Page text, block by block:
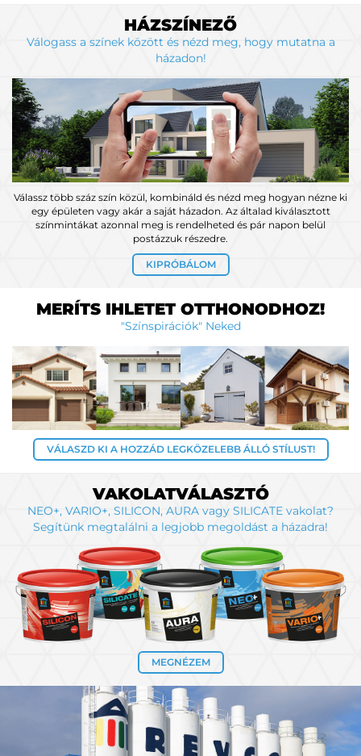
HÁZSZÍNEZŐ
Válogass a színek között és nézd meg, hogy mutatna a
házadon!
Válassz több száz szín közül, kombináld és nézd meg hogyan nézne ki
egy épületen vagy akár a saját házadon. Az általad kiválasztott
színmintákat azonnal meg is rendelheted és pár napon belül
postázzuk részedre.
KIPRÓBÁLOM
MERÍTS IHLETET OTTHONODHOZ!
"Színspirációk" Neked
VÁLASZD KI A HOZZÁD LEGKÖZELEBB ÁLLÓ STÍLUST!
VAKOLATVÁLASZTÓ
NEO+, VARIO+, SILICON, AURA vagy SILICATE vakolat?
Segítünk megtalálni a legjobb megoldást a házadra!
MEGNÉZEM